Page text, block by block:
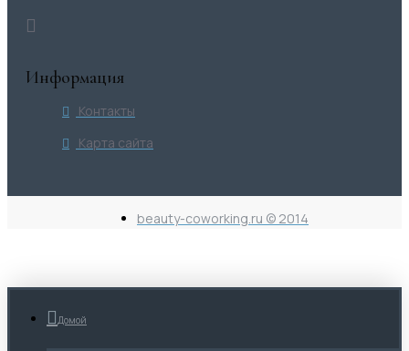
Информация
Контакты
Карта сайта
beauty-coworking.ru © 2014
Домой